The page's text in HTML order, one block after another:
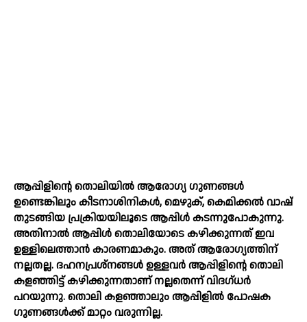
ആപ്പിളിന്റെ തൊലിയില്‍ ആരോഗ്യ ഗുണങ്ങള്‍
ഉണ്ടെങ്കിലും കീടനാശിനികള്‍, മെഴുക്, കെമിക്കല്‍ വാഷ്
തുടങ്ങിയ പ്രക്രിയയിലൂടെ ആപ്പിള്‍ കടന്നുപോകുന്നു.
അതിനാല്‍ ആപ്പിള്‍ തൊലിയോടെ കഴിക്കുന്നത് ഇവ
ഉള്ളിലെത്താൻ കാരണമാകും. അത് ആരോഗ്യത്തിന്
നല്ലതല്ല. ദഹനപ്രശ്നങ്ങള്‍ ഉള്ളവർ ആപ്പിളിന്റെ തൊലി
കളഞ്ഞിട്ട് കഴിക്കുന്നതാണ് നല്ലതെന്ന് വിദഗ്ധർ
പറയുന്നു. തൊലി കള‌ഞ്ഞാലും ആപ്പിളില്‍ പോഷക
ഗുണങ്ങള്‍ക്ക് മാറ്റം വരുന്നില്ല.